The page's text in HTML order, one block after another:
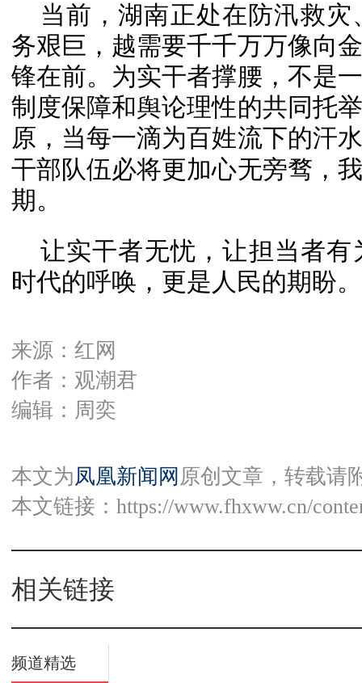
当前，湖南正处在防汛救
务艰巨，越需要千千万万像向
锋在前。为实干者撑腰，不是
制度保障和舆论理性的共同托
原，当每一滴为百姓流下的汗
干部队伍必将更加心无旁骛，
期。
让实干者无忧，让担当者
时代的呼唤，更是人民的期盼。
来源：红网
作者：观潮君
编辑：周奕
本文为凤凰新闻网 原创文章，转载请
本文链接： https://www.fhxww.cn/
相关链接
频道精选